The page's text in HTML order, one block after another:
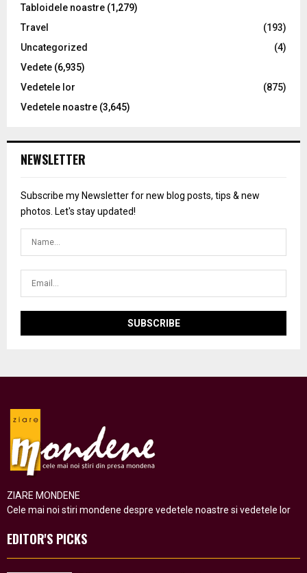
Tabloidele noastre (1,279)
Travel
(193)
Uncategorized
(4)
Vedete (6,935)
Vedetele lor
(875)
Vedetele noastre (3,645)
NEWSLETTER
Subscribe my Newsletter for new blog posts, tips & new
photos. Let's stay updated!
ZIARE MONDENE
Cele mai noi stiri mondene despre vedetele noastre si vedetele lor
EDITOR'S PICKS